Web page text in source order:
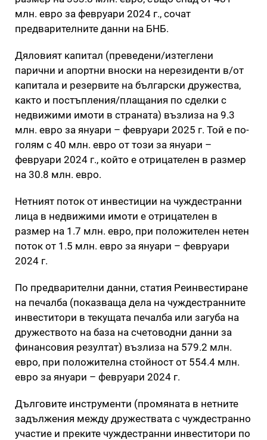
млн. евро за февруари 2024 г., сочат
предварителните данни на БНБ.
Дяловият капитал (преведени/изтеглени
парични и апортни вноски на нерезиденти в/от
капитала и резервите на български дружества,
както и постъпления/плащания по сделки с
недвижими имоти в страната) възлиза на 9.3
млн. евро за януари – февруари 2025 г. Той е по-
голям с 40 млн. евро от този за януари –
февруари 2024 г., който е отрицателен в размер
на 30.8 млн. евро.
Нетният поток от инвестиции на чуждестранни
лица в недвижими имоти е отрицателен в
размер на 1.7 млн. евро, при положителен нетен
поток от 1.5 млн. евро за януари – февруари
2024 г.
По предварителни данни, статия Реинвестиране
на печалба (показваща дела на чуждестранните
инвеститори в текущата печалба или загуба на
дружеството на база на счетоводни данни за
финансовия резултат) възлиза на 579.2 млн.
евро, при положителна стойност от 554.4 млн.
евро за януари – февруари 2024 г.
Дълговите инструменти (промяната в нетните
задължения между дружествата с чуждестранно
участие и преките чуждестранни инвеститори по